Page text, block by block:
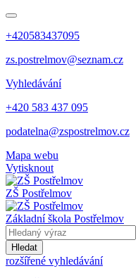
+420583437095
zs.postrelmov@seznam.cz
Vyhledávání
+420 583 437 095
podatelna@zspostrelmov.cz
Mapa webu
Vytisknout
ZŠ Postřelmov
Základní škola Postřelmov
Hledat
rozšířené vyhledávání